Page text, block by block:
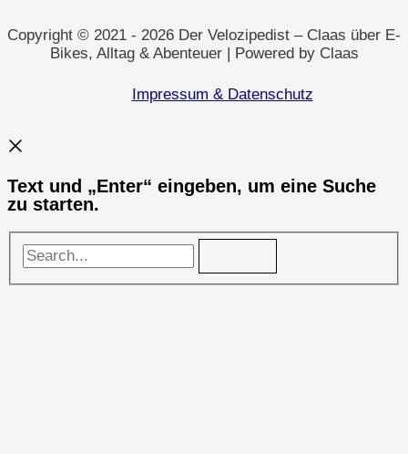
Copyright © 2021 - 2026 Der Velozipedist – Claas über E-
Bikes, Alltag & Abenteuer | Powered by Claas
Impressum & Datenschutz
Text und „Enter“ eingeben, um eine Suche
zu starten.
Search...